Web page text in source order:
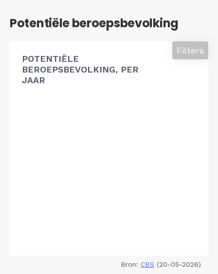
Potentiële beroepsbevolking
POTENTIËLE
BEROEPSBEVOLKING, PER
JAAR
Filters
Bron: CBS (20-05-2026)